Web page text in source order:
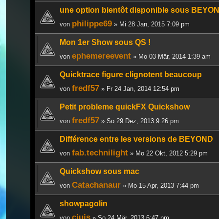
une option bientôt disponible sous
von philippe69 » Mi 28 Jan, 2015 7:09 pm
Mon 1er Show sous QS !
von ephemereevent » Mo 03 Mär, 2014 1:39 am
Quicktrace figure clignotent beaucoup
von fredf57 » Fr 24 Jan, 2014 12:54 pm
Petit probleme quickFX Quickshow
von fredf57 » So 29 Dez, 2013 9:26 pm
Différence entre les versions de BEYOND
von fab.technilight » Mo 22 Okt, 2012 5:29 pm
Quickshow sous mac
von Catachanaur » Mo 15 Apr, 2013 7:44 pm
showpagolin
ciuis